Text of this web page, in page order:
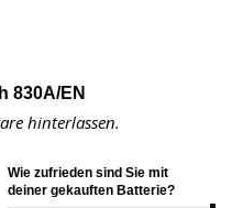
830A/EN
hinterlassen.
Wie zufrieden sind Sie mit
deiner gekauften Batterie?